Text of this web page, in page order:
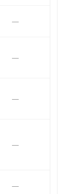
—
—
—
—
—